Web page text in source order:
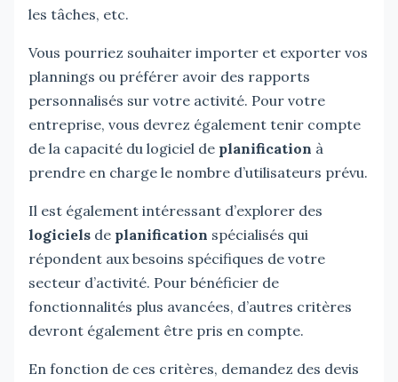
les tâches, etc.
Vous pourriez souhaiter importer et exporter vos
plannings ou préférer avoir des rapports
personnalisés sur votre activité. Pour votre
entreprise, vous devrez également tenir compte
de la capacité du logiciel de planification à
prendre en charge le nombre d’utilisateurs prévu.
Il est également intéressant d’explorer des
logiciels de planification spécialisés qui
répondent aux besoins spécifiques de votre
secteur d’activité. Pour bénéficier de
fonctionnalités plus avancées, d’autres critères
devront également être pris en compte.
En fonction de ces critères, demandez des devis